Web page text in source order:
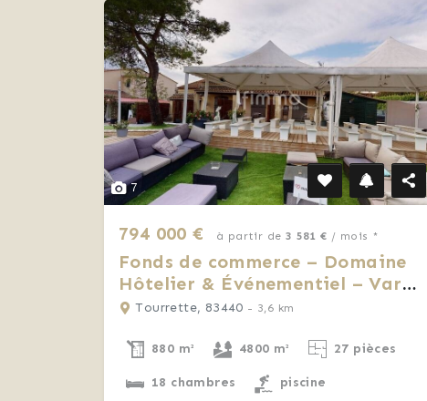
7
794 000 € à partir de 3 581 € / mois *
Fonds de commerce – Domaine
Hôtelier & Événementiel – Var
(83)
Tourrette, 83440 - 3,6 km
880 m² 4800 m² 27 pièces
18 chambres piscine